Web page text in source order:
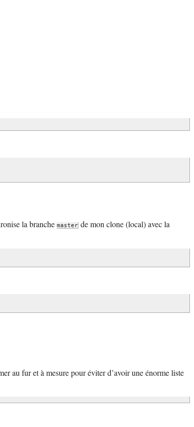
la branche master de mon clone (local) avec la
au fur et à mesure pour éviter d’avoir une énorme liste